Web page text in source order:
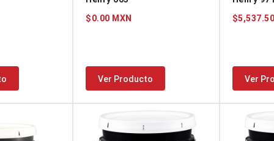
$0.00 MXN
Ver Producto Ver